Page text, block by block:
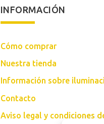
INFORMACIÓN
Cómo comprar
Nuestra tienda
Información sobre
Contacto
Aviso legal y condiciones